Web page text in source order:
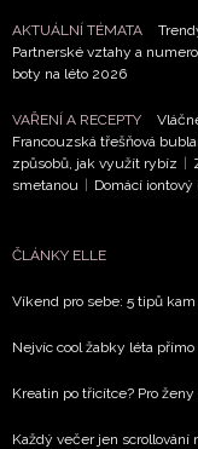
AKTUÁLNÍ TÉMATA
Partnerské vztahy a
boty na léto 2026
VAŘENÍ A RECEPTY
Francouzská třešňová
způsobů, jak využít rybíz
smetanou
Domácí
ČLÁNKY ELLE
Víkend pro sebe: 5 tipů
Nejvíc cool žabky léta
Kreatin po třicítce? Pro
Každý večer jen